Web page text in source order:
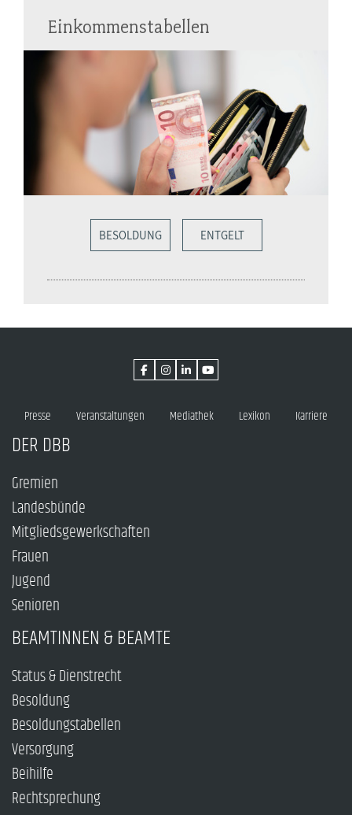
Einkommenstabellen
BESOLDUNG ENTGELT
Presse Veranstaltungen Mediathek Lexikon Karriere
DER DBB
Gremien
Landesbünde
Mitgliedsgewerkschaften
Frauen
Jugend
Senioren
BEAMTINNEN & BEAMTE
Status & Dienstrecht
Besoldung
Besoldungstabellen
Versorgung
Beihilfe
Rechtsprechung